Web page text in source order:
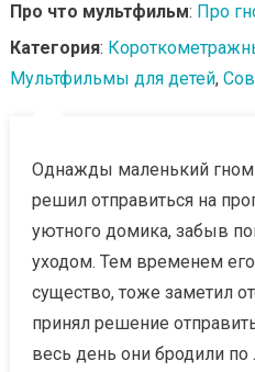
Про что мультфильм: Про
Категория:
Мультфильмы для детей,
Однажды маленький
решил отправиться на
уютного домика, забыв
уходом. Тем временем
существо, тоже заметил
принял решение
весь день они бродили по